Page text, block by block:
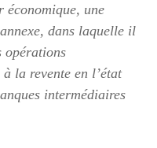
économique, une
dans laquelle il
opérations
la revente en l’état
intermédiaires